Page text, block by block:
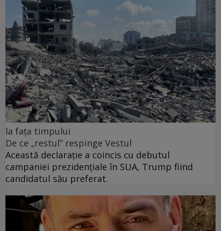
la fața timpului
De ce „restul” respinge Vestul
Această declarație a coincis cu debutul
campaniei prezidențiale în SUA, Trump fiind
candidatul său preferat.